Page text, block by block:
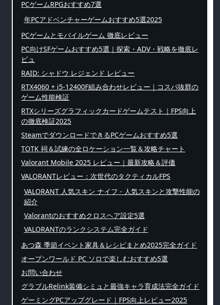
PCゲームRPGおすすめ7選
年PCアドベンチャーゲームおすすめ5選2025
PCゲームとモバイルゲーム 徹底レビュー
PC向けSFゲームおすすめ5選｜探索・ADV・戦略を徹底レ
ビュ
RAID: シャドウ レジェンド レビュー
RTX4060 + i5-12400F組み合わせレビュー｜コスパ抜群の
ゲーム性能検証
RTXシリーズグラフィックカードゲームテスト｜FPS向上
の徹底検証2025
SteamでダウンロードできるPCゲームおすすめ5選
TOTK 祠＆試練の全ロケーション一覧＆攻略チャート
Valorant Mobile 2025 レビュー｜最新攻略＆評価
VALORANTレビュー：次世代のタクティカルFPS
VALORANT 人気スキン ナイフ - 人気スキンと攻撃性能の
紹介
Valorantのおすすめクロスヘア設定5選
VALORANTのランクシステム完全ガイド
あつ森 季節イベント家具＆レシピまとめ2025完全ガイド
オープンワールド PC ソロで楽しむおすすめ5選
お問い合わせ
グラブルRelink装備シミュと最強キャラ育成法完全ガイド
ゲーミングPCアップグレード｜FPS向上レビュー2025